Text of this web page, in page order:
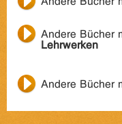
Andere Bücher
Lehrwerken
Andere Bücher